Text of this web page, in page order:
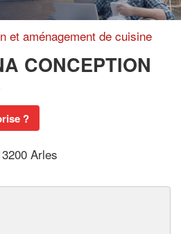
et aménagement de cuisine
CONCEPTION
?
Arles